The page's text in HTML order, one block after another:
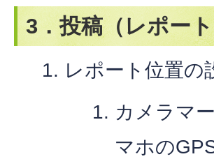
3．投稿（レポー
レポート位置の
カメラマ
マホの